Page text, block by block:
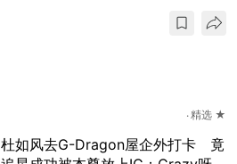
精选 ★
杜如风去G-Dragon屋企外打卡 竟